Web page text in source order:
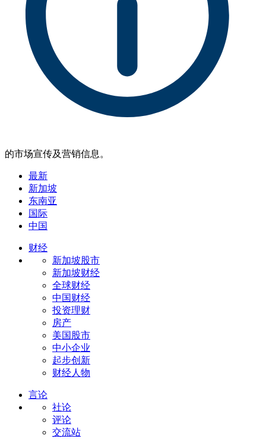
的市场宣传及营销信息。
最新
新加坡
东南亚
国际
中国
财经
新加坡股市
新加坡财经
全球财经
中国财经
投资理财
房产
美国股市
中小企业
起步创新
财经人物
言论
社论
评论
交流站